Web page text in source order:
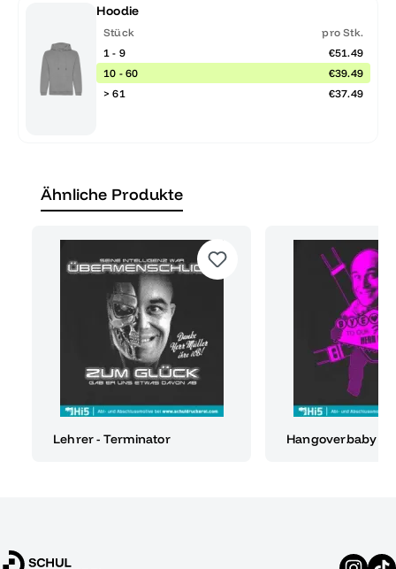
Hoodie
Stück
pro Stk.
1 - 9
€51.49
10 - 60
€39.49
> 61
€37.49
Ähnliche Produkte
Lehrer - Terminator Hangoverbaby